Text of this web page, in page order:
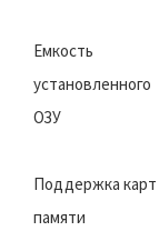
Емкость
установленного
ОЗУ
Поддержка карт
памяти